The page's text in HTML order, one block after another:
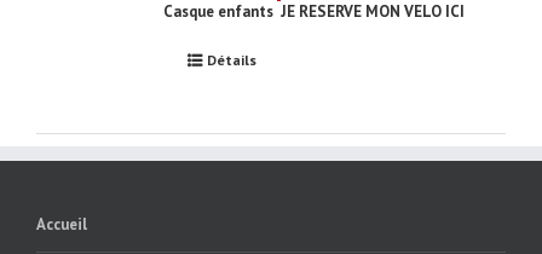
Casque enfants JE RESERVE MON VELO ICI
Détails
Accueil